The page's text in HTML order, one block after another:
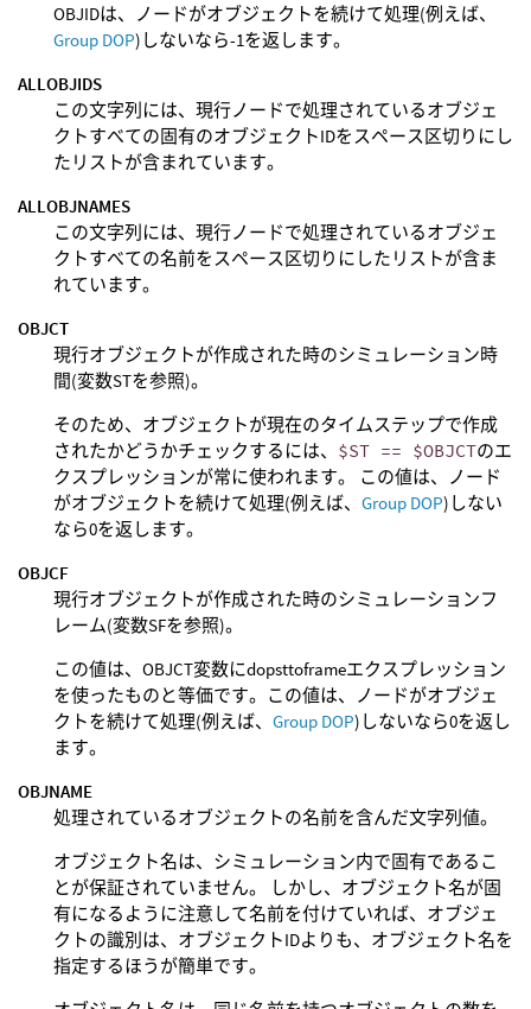
OBJIDは、ノードがオブジェクトを続けて処理(例えば、
Group DOP)しないなら-1を返します。
ALLOBJIDS
この文字列には、現行ノードで処理されているオブジェ
クトすべての固有のオブジェクトIDをスペース区切りにし
たリストが含まれています。
ALLOBJNAMES
この文字列には、現行ノードで処理されているオブジェ
クトすべての名前をスペース区切りにしたリストが含ま
れています。
OBJCT
現行オブジェクトが作成された時のシミュレーション時
間(変数STを参照)。
そのため、オブジェクトが現在のタイムステップで作成
されたかどうかチェックするには、 $ST == $OBJCTのエ
クスプレッションが常に使われます。 この値は、ノード
がオブジェクトを続けて処理(例えば、 Group DOP)しない
なら0を返します。
OBJCF
現行オブジェクトが作成された時のシミュレーションフ
レーム(変数SFを参照)。
この値は、OBJCT変数にdopsttoframeエクスプレッション
を使ったものと等価です。この値は、ノードがオブジェ
クトを続けて処理(例えば、 Group DOP)しないなら0を返し
ます。
OBJNAME
処理されているオブジェクトの名前を含んだ文字列値。
オブジェクト名は、シミュレーション内で固有であるこ
とが保証されていません。 しかし、オブジェクト名が固
有になるように注意して名前を付けていれば、オブジェ
クトの識別は、オブジェクトIDよりも、オブジェクト名を
指定するほうが簡単です。